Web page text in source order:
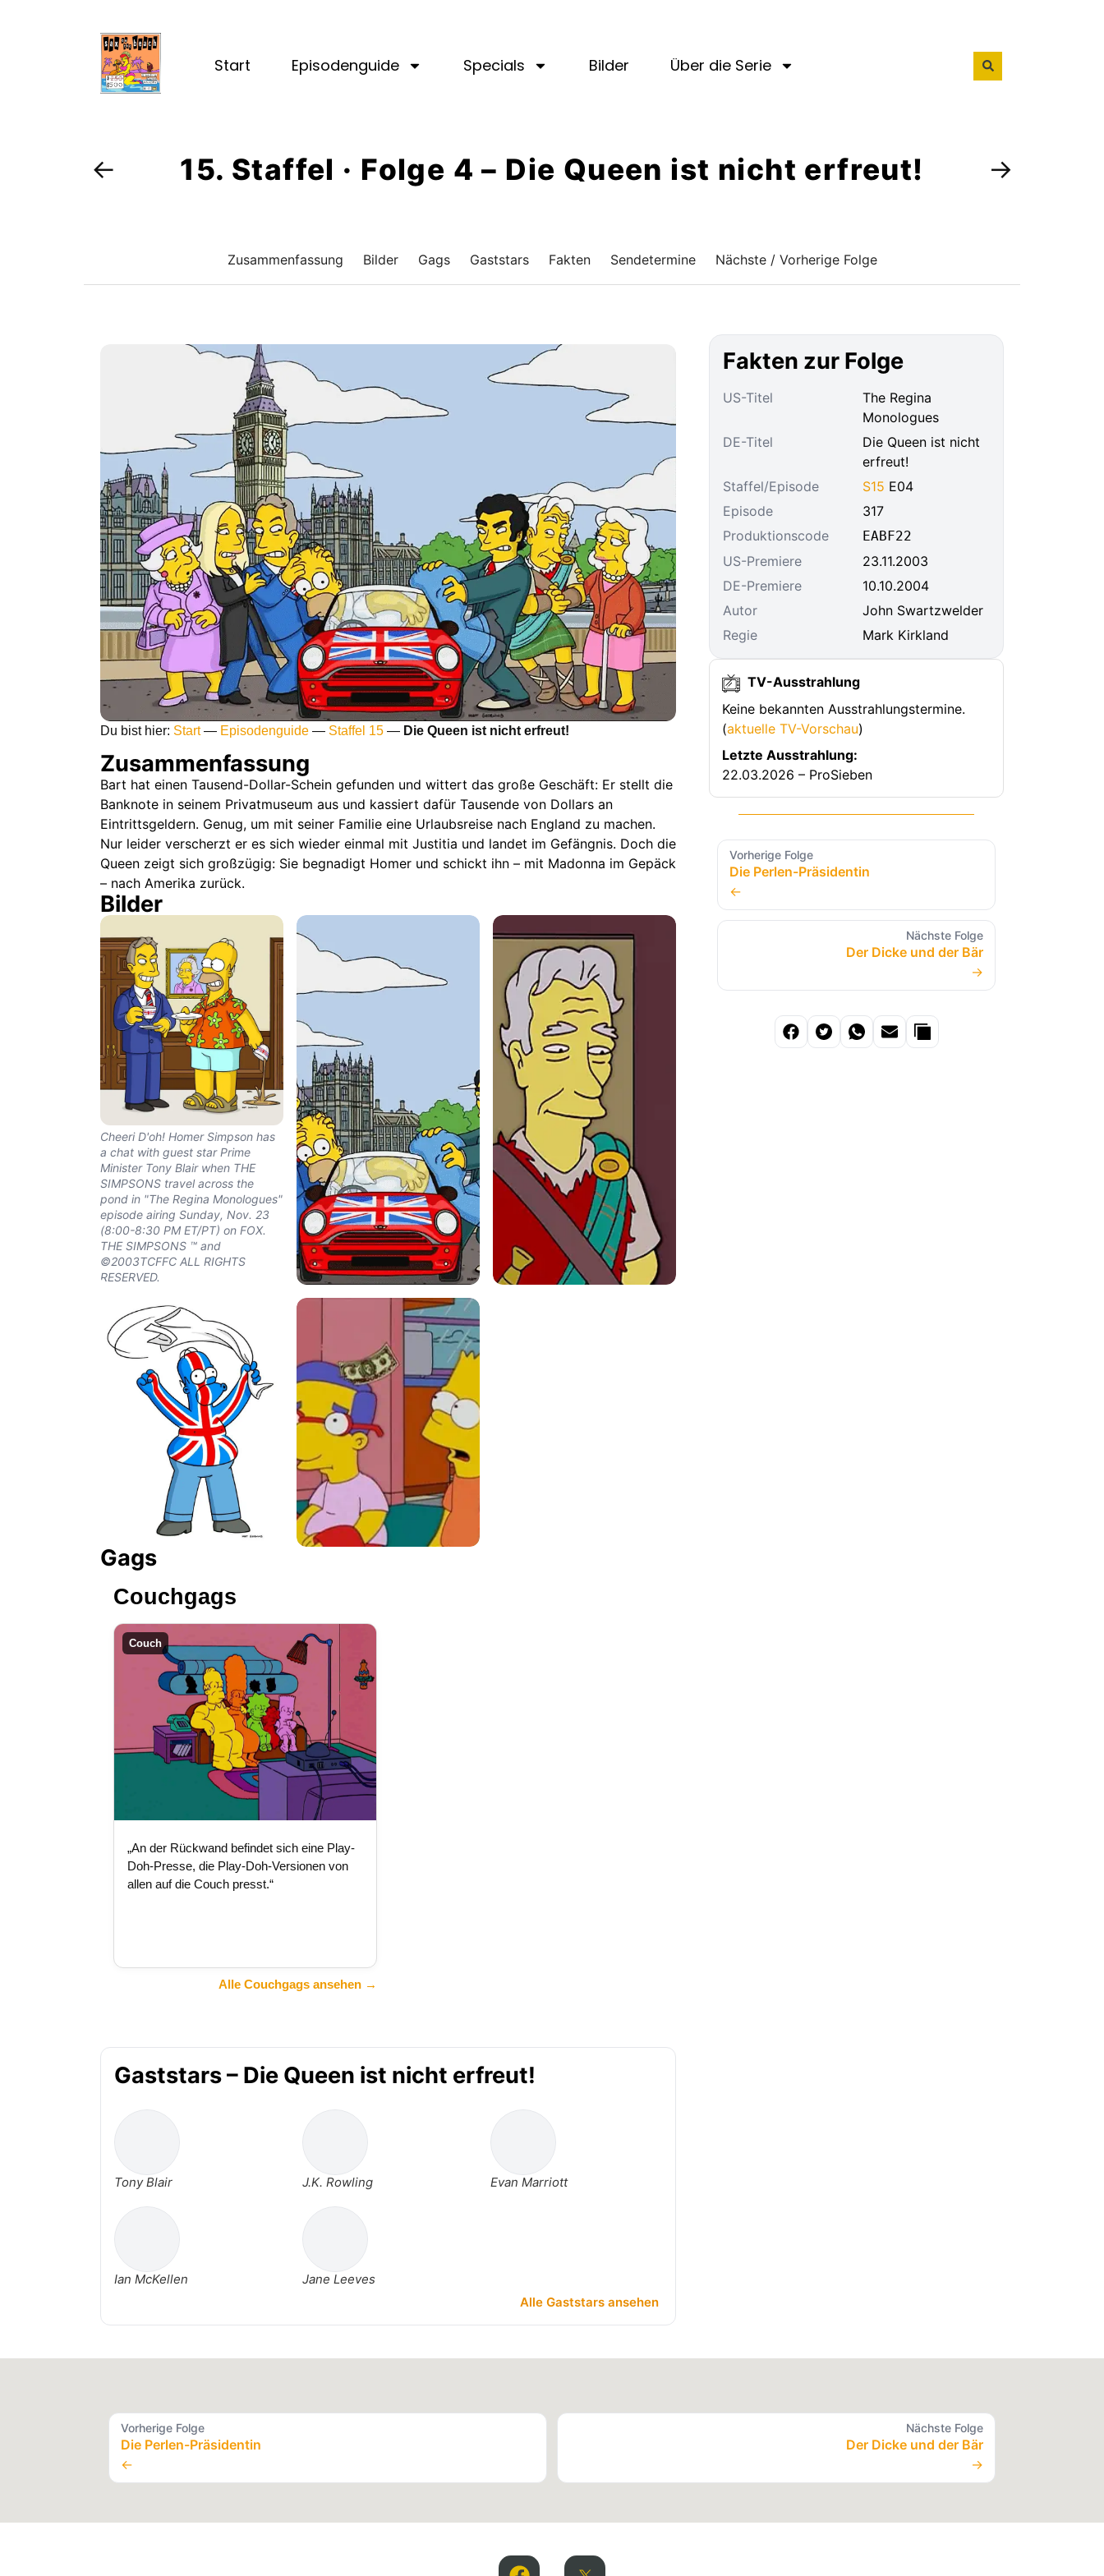
Start Episodenguide Specials Bilder Über die Serie
← 15. Staffel · Folge 4 – Die Queen ist nicht erfreut! →
Zusammenfassung Bilder Gags Gaststars Fakten Sendetermine Nächste / Vorherige Folge
Du bist hier: Start— Episodenguide — Staffel 15 — Die Queen ist nicht erfreut!
Zusammenfassung
Bart hat einen Tausend-Dollar-Schein gefunden und wittert das große Geschäft: Er stellt die
Banknote in seinem Privatmuseum aus und kassiert dafür Tausende von Dollars an
Eintrittsgeldern. Genug, um mit seiner Familie eine Urlaubsreise nach England zu machen.
Nur leider verscherzt er es sich wieder einmal mit Justitia und landet im Gefängnis. Doch die
Queen zeigt sich großzügig: Sie begnadigt Homer und schickt ihn – mit Madonna im Gepäck
– nach Amerika zurück.
Bilder
Cheeri D'oh! Homer Simpson has
a chat with guest star Prime
Minister Tony Blair when THE
SIMPSONS travel across the
pond in "The Regina Monologues"
episode airing Sunday, Nov. 23
(8:00-8:30 PM ET/PT) on FOX.
THE SIMPSONS ™ and
©2003TCFFC ALL RIGHTS
RESERVED.
Gags
Couchgags
Couch
„An der Rückwand befindet sich eine Play-
Doh-Presse, die Play-Doh-Versionen von
allen auf die Couch presst.“
Alle Couchgags ansehen →
Gaststars – Die Queen ist nicht erfreut!
Tony Blair J.K. Rowling Evan Marriott
Ian McKellen
Jane Leeves
Alle Gaststars ansehen
Fakten zur Folge
US-Titel
The Regina
Monologues
DE-Titel
Die Queen ist nicht
erfreut!
Staffel/Episode
S15 E04
Episode
317
Produktionscode
EABF22
US-Premiere
23.11.2003
DE-Premiere
10.10.2004
Autor
John Swartzwelder
Regie
Mark Kirkland
TV-Ausstrahlung
Keine bekannten Ausstrahlungstermine.
(aktuelle TV-Vorschau)
Letzte Ausstrahlung:
22.03.2026 – ProSieben
Vorherige Folge
Die Perlen-Präsidentin
←
Nächste Folge
Der Dicke und der Bär
→
Vorherige Folge
Die Perlen-Präsidentin
←
Nächste Folge
Der Dicke und der Bär
→